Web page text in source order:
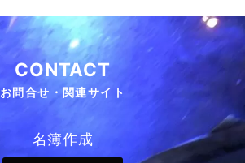
CONTACT
お問合せ・関連サイト
名簿作成